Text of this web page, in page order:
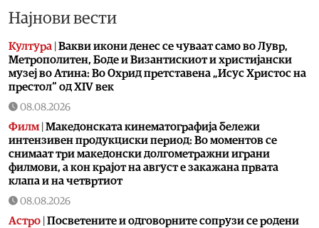
Најнови вести
Култура Вакви икони денес се чуваат само во Лувр,
Метрополитен, Боде и Византискиот и христијански
музеј во Атина: Во Охрид претставена „Исус Христос на
престол“ од XIV век
08.08.2026
Филм Македонската кинематографија бележи
интензивен продукциски период: Во моментов се
снимаат три македонски долгометражни играни
филмови, а кон крајот на август е закажана првата
клапа и на четвртиот
08.08.2026
Астро Посветените и одговорните сопрузи се родени